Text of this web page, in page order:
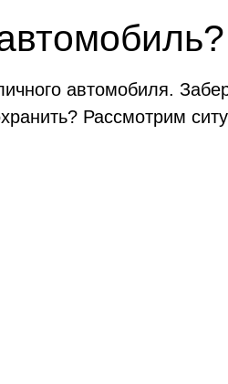
автомобиля.
Рассмотрим